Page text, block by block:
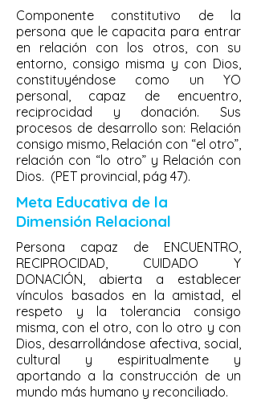
Componente constitutivo de la
persona que le capacita para entrar
en relación con los otros, con su
entorno, consigo misma y con Dios,
constituyéndose como un YO
personal, capaz de encuentro,
reciprocidad y donación. Sus
procesos de desarrollo son: Relación
consigo mismo, Relación con “el otro”,
relación con “lo otro” y Relación con
Dios. (PET provincial, pág 47).
Meta Educativa de la
Dimensión Relacional
Persona capaz de ENCUENTRO,
RECIPROCIDAD, CUIDADO Y
DONACIÓN, abierta a establecer
vínculos basados en la amistad, el
respeto y la tolerancia consigo
misma, con el otro, con lo otro y con
Dios, desarrollándose afectiva, social,
cultural y espiritualmente y
aportando a la construcción de un
mundo más humano y reconciliado.